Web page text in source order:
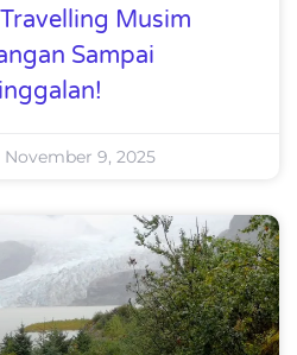
Musim
Sampai
November 9, 2025